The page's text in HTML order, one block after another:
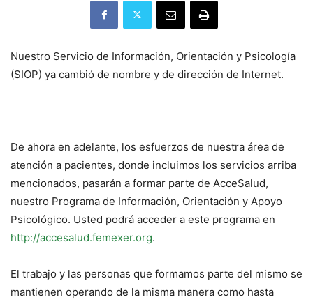
Nuestro Servicio de Información, Orientación y Psicología
(SIOP) ya cambió de nombre y de dirección de Internet.
De ahora en adelante, los esfuerzos de nuestra área de
atención a pacientes, donde incluimos los servicios arriba
mencionados, pasarán a formar parte de AcceSalud,
nuestro Programa de Información, Orientación y Apoyo
Psicológico. Usted podrá acceder a este programa en
http://accesalud.femexer.org.
El trabajo y las personas que formamos parte del mismo se
mantienen operando de la misma manera como hasta